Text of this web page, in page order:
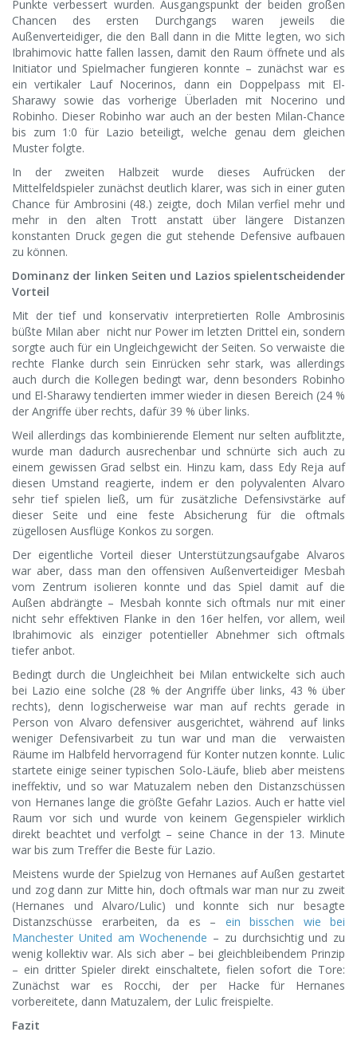
Punkte verbessert wurden. Ausgangspunkt der beiden großen
Chancen des ersten Durchgangs waren jeweils die
Außenverteidiger, die den Ball dann in die Mitte legten, wo sich
Ibrahimovic hatte fallen lassen, damit den Raum öffnete und als
Initiator und Spielmacher fungieren konnte – zunächst war es
ein vertikaler Lauf Nocerinos, dann ein Doppelpass mit El-
Sharawy sowie das vorherige Überladen mit Nocerino und
Robinho. Dieser Robinho war auch an der besten Milan-Chance
bis zum 1:0 für Lazio beteiligt, welche genau dem gleichen
Muster folgte.
In der zweiten Halbzeit wurde dieses Aufrücken der
Mittelfeldspieler zunächst deutlich klarer, was sich in einer guten
Chance für Ambrosini (48.) zeigte, doch Milan verfiel mehr und
mehr in den alten Trott anstatt über längere Distanzen
konstanten Druck gegen die gut stehende Defensive aufbauen
zu können.
Dominanz der linken Seiten und Lazios spielentscheidender
Vorteil
Mit der tief und konservativ interpretierten Rolle Ambrosinis
büßte Milan aber nicht nur Power im letzten Drittel ein, sondern
sorgte auch für ein Ungleichgewicht der Seiten. So verwaiste die
rechte Flanke durch sein Einrücken sehr stark, was allerdings
auch durch die Kollegen bedingt war, denn besonders Robinho
und El-Sharawy tendierten immer wieder in diesen Bereich (24 %
der Angriffe über rechts, dafür 39 % über links.
Weil allerdings das kombinierende Element nur selten aufblitzte,
wurde man dadurch ausrechenbar und schnürte sich auch zu
einem gewissen Grad selbst ein. Hinzu kam, dass Edy Reja auf
diesen Umstand reagierte, indem er den polyvalenten Alvaro
sehr tief spielen ließ, um für zusätzliche Defensivstärke auf
dieser Seite und eine feste Absicherung für die oftmals
zügellosen Ausflüge Konkos zu sorgen.
Der eigentliche Vorteil dieser Unterstützungsaufgabe Alvaros
war aber, dass man den offensiven Außenverteidiger Mesbah
vom Zentrum isolieren konnte und das Spiel damit auf die
Außen abdrängte – Mesbah konnte sich oftmals nur mit einer
nicht sehr effektiven Flanke in den 16er helfen, vor allem, weil
Ibrahimovic als einziger potentieller Abnehmer sich oftmals
tiefer anbot.
Bedingt durch die Ungleichheit bei Milan entwickelte sich auch
bei Lazio eine solche (28 % der Angriffe über links, 43 % über
rechts), denn logischerweise war man auf rechts gerade in
Person von Alvaro defensiver ausgerichtet, während auf links
weniger Defensivarbeit zu tun war und man die verwaisten
Räume im Halbfeld hervorragend für Konter nutzen konnte. Lulic
startete einige seiner typischen Solo-Läufe, blieb aber meistens
ineffektiv, und so war Matuzalem neben den Distanzschüssen
von Hernanes lange die größte Gefahr Lazios. Auch er hatte viel
Raum vor sich und wurde von keinem Gegenspieler wirklich
direkt beachtet und verfolgt – seine Chance in der 13. Minute
war bis zum Treffer die Beste für Lazio.
Meistens wurde der Spielzug von Hernanes auf Außen gestartet
und zog dann zur Mitte hin, doch oftmals war man nur zu zweit
(Hernanes und Alvaro/Lulic) und konnte sich nur besagte
Distanzschüsse erarbeiten, da es – ein bisschen wie bei
Manchester United am Wochenende – zu durchsichtig und zu
wenig kollektiv war. Als sich aber – bei gleichbleibendem Prinzip
– ein dritter Spieler direkt einschaltete, fielen sofort die Tore:
Zunächst war es Rocchi, der per Hacke für Hernanes
vorbereitete, dann Matuzalem, der Lulic freispielte.
Fazit